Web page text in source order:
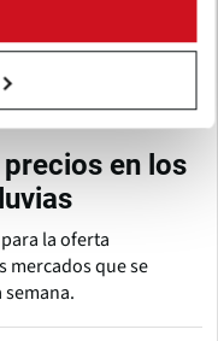
en los
la oferta
mercados que se
semana.